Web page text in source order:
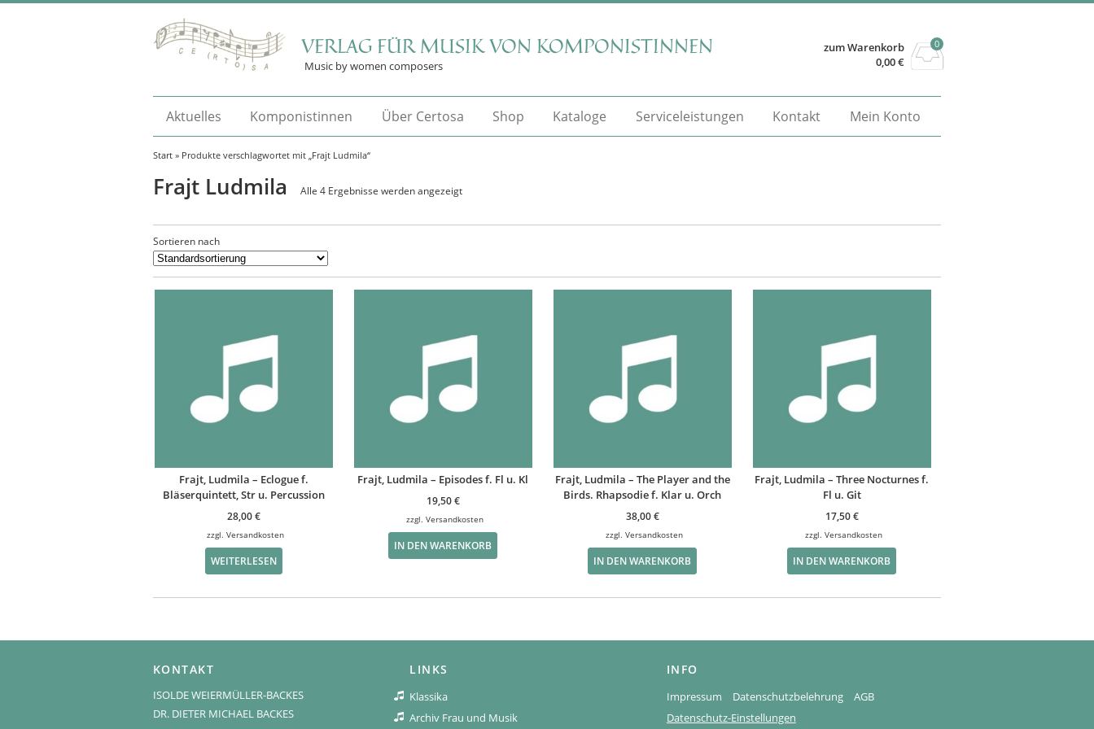
VERLAG FÜR MUSIK VON KOMPONISTINNEN
Music by women composers
zum Warenkorb
0,00€
0
Aktuelles Komponistinnen Über Certosa Shop Kataloge Serviceleistungen Kontakt Mein Konto
Start » Produkte verschlagwortet mit „Frajt Ludmila“
Frajt Ludmila Alle 4 Ergebnisse werden angezeigt
Sortieren nach
Frajt, Ludmila – Eclogue f.
Bläserquintett, Str u. Percussion
28,00€
zzgl. Versandkosten
WEITERLESEN
Frajt, Ludmila – Episodes f. Fl u. Kl
19,50€
zzgl. Versandkosten
IN DEN WARENKORB
Frajt, Ludmila – The Player and the
Birds. Rhapsodie f. Klar u. Orch
38,00€
zzgl. Versandkosten
IN DEN WARENKORB
Frajt, Ludmila – Three Nocturnes f.
Fl u. Git
17,50€
zzgl. Versandkosten
IN DEN WARENKORB
KONTAKT
ISOLDE WEIERMÜLLER-BACKES
DR. DIETER MICHAEL BACKES
LINKS
Klassika
Archiv Frau und Musik
INFO
Impressum Datenschutzbelehrung
AGB
Datenschutz-Einstellungen